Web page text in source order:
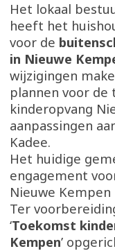
Het lokaal
heeft het
voor de
in Nieuwe
wijzigingen
plannen voor de
kinderopvang
aanpassingen
Kadee.
Het huidige
engagement
Nieuwe
Ter
‘Toekomst
Kempen’